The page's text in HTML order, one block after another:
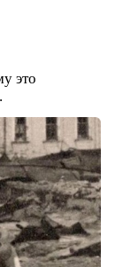
это